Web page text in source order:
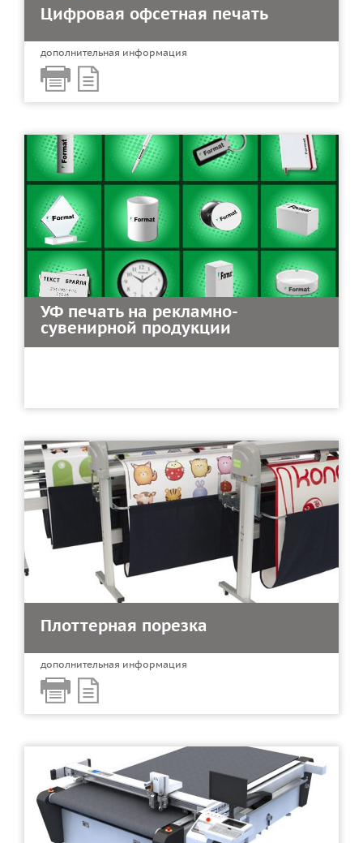
Цифровая офсетная печать
дополнительная информация
УФ печать на рекламно-
сувенирной продукции
Плоттерная порезка
дополнительная информация